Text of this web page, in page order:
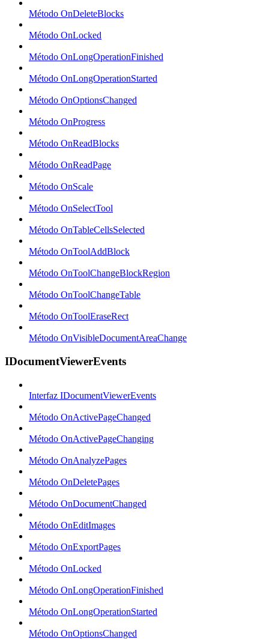
Método OnDeleteBlocks
Método OnLocked
Método OnLongOperationFinished
Método OnLongOperationStarted
Método OnOptionsChanged
Método OnProgress
Método OnReadBlocks
Método OnReadPage
Método OnScale
Método OnSelectTool
Método OnTableCellsSelected
Método OnToolAddBlock
Método OnToolChangeBlockRegion
Método OnToolChangeTable
Método OnToolEraseRect
Método OnVisibleDocumentAreaChange
IDocumentViewerEvents
Interfaz IDocumentViewerEvents
Método OnActivePageChanged
Método OnActivePageChanging
Método OnAnalyzePages
Método OnDeletePages
Método OnDocumentChanged
Método OnEditImages
Método OnExportPages
Método OnLocked
Método OnLongOperationFinished
Método OnLongOperationStarted
Método OnOptionsChanged